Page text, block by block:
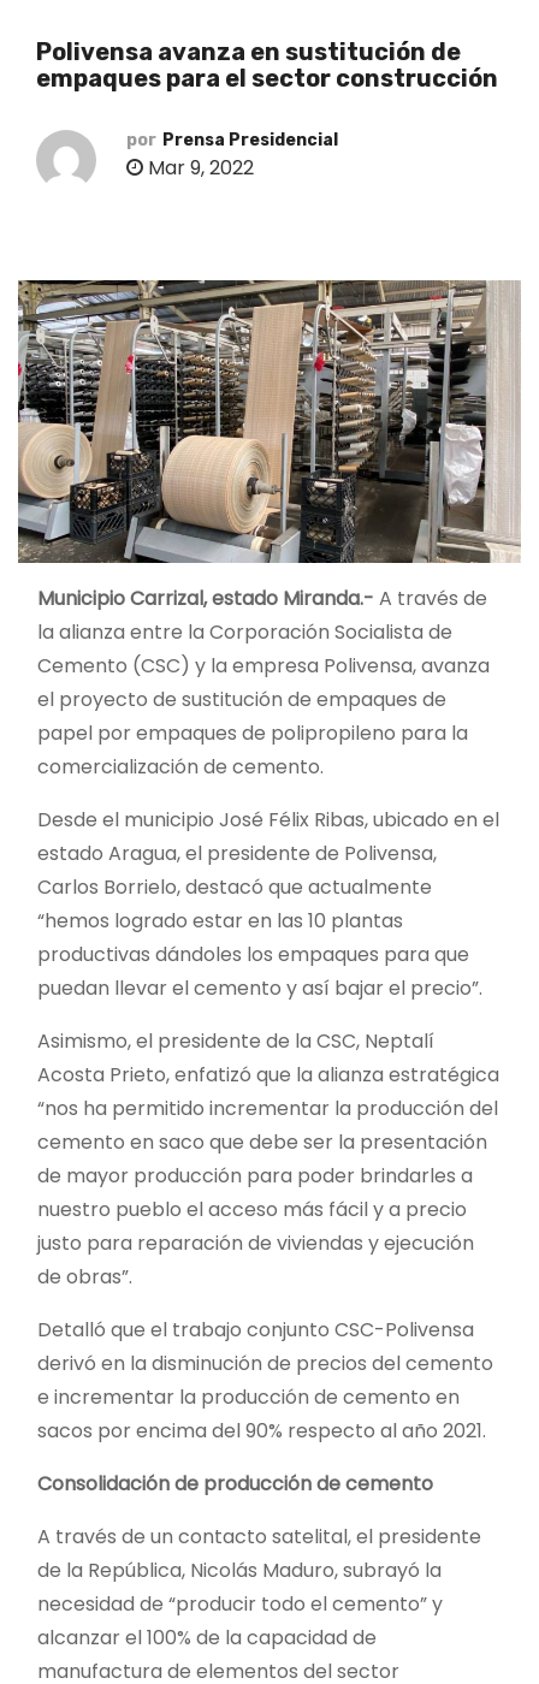
Polivensa avanza en sustitución de
empaques para el sector construcción
por Prensa Presidencial
Mar 9, 2022
Municipio Carrizal, estado Miranda.- A través de
la alianza entre la Corporación Socialista de
Cemento (CSC) y la empresa Polivensa, avanza
el proyecto de sustitución de empaques de
papel por empaques de polipropileno para la
comercialización de cemento.
Desde el municipio José Félix Ribas, ubicado en el
estado Aragua, el presidente de Polivensa,
Carlos Borrielo, destacó que actualmente
“hemos logrado estar en las 10 plantas
productivas dándoles los empaques para que
puedan llevar el cemento y así bajar el precio”.
Asimismo, el presidente de la CSC, Neptalí
Acosta Prieto, enfatizó que la alianza estratégica
“nos ha permitido incrementar la producción del
cemento en saco que debe ser la presentación
de mayor producción para poder brindarles a
nuestro pueblo el acceso más fácil y a precio
justo para reparación de viviendas y ejecución
de obras”.
Detalló que el trabajo conjunto CSC-Polivensa
derivó en la disminución de precios del cemento
e incrementar la producción de cemento en
sacos por encima del 90% respecto al año 2021.
Consolidación de producción de cemento
A través de un contacto satelital, el presidente
de la República, Nicolás Maduro, subrayó la
necesidad de “producir todo el cemento” y
alcanzar el 100% de la capacidad de
manufactura de elementos del sector